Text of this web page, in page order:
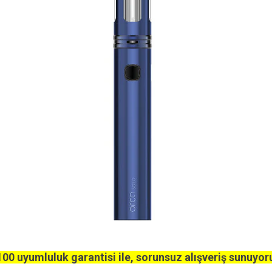
uyumluluk garantisi ile, sorunsuz alışveriş